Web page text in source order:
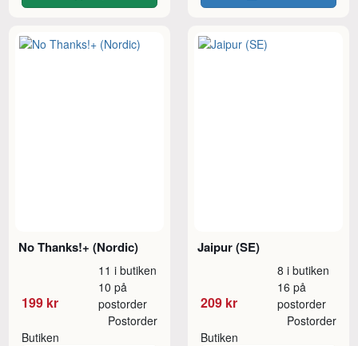
No Thanks!+ (Nordic)
199 kr
11 i butiken
10 på
postorder
Butiken
Postorder
Jaipur (SE)
209 kr
8 i butiken
16 på
postorder
Butiken
Postorder